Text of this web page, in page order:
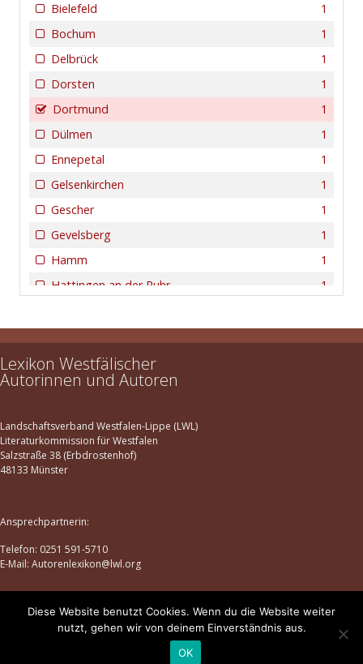
1
Bielefeld
1
Bochum
1
Delbrück
1
Dorsten
1
Dortmund
1
Dülmen
1
Ennepetal
1
Gelsenkirchen
1
Gescher
1
Gevelsberg
1
Hamm
1
Hattingen an der Ruhr
Iserlohn
Kreuztal
Lennestadt
Lippstadt
Metelen
1
Recklinghausen
Rheine
Lexikon Westfälischer
Autorinnen und Autoren
Landschaftsverband Westfalen-Lippe (LWL)
Literaturkommission für Westfalen
Salzstraße 38 (Erbdrostenhof)
48133 Münster
Ansprechpartnerin:
Telefon: 0251 591-5710
E-Mail: Autorenlexikon@lwl.org
Datenschutz |Impressum
© lexikon-westfaelischer-autorinnen-und-autoren.de | 2025
Diese Website benutzt Cookies. Wenn du die Website weiter
nutzt, gehen wir von deinem Einverständnis aus.
OK